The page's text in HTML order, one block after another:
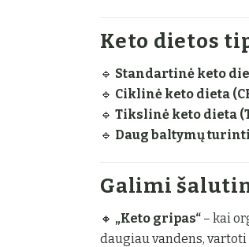
Keto dietos
🔹 Standartinė keto
🔹 Ciklinė keto dieta
🔹 Tikslinė keto dieta
🔹 Daug baltymų
Galimi
🔸 „Keto gripas“ – kai
daugiau vandens,